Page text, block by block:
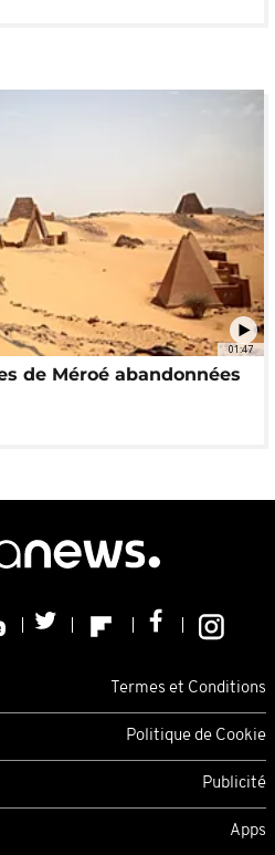
01:47
de Méroé abandonnées
Termes et Conditions
Politique de Cookie
Publicité
Apps